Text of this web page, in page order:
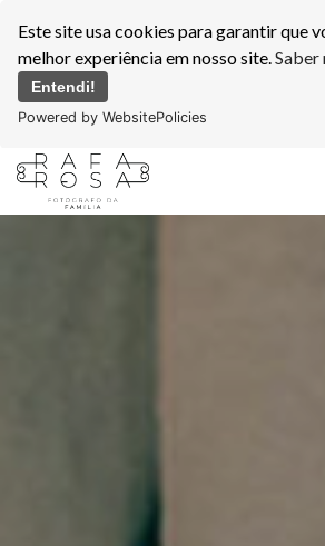
Este site usa cookies para garantir que
melhor experiência em nosso site.Saber
Entendi!
Powered by WebsitePolicies